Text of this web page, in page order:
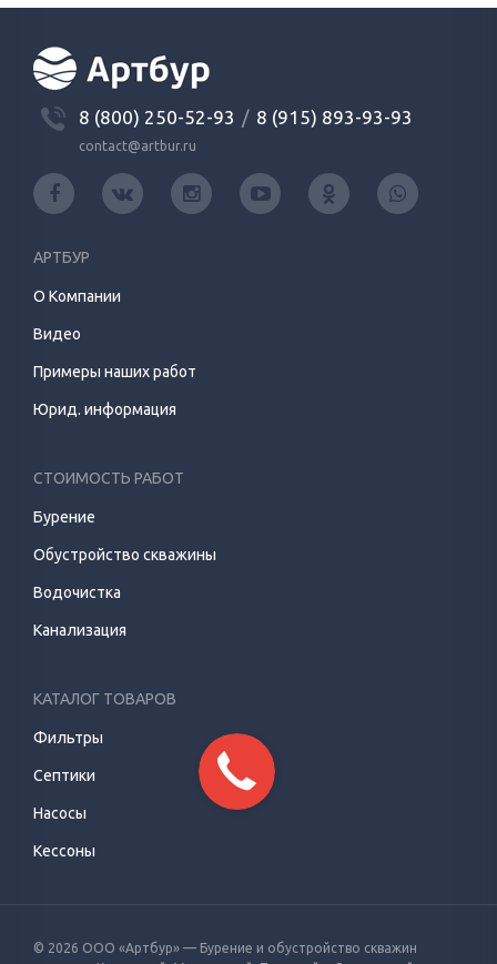
8 (800) 250-52-93 / 8 (915) 893-93-93
contact@artbur.ru
АРТБУР
О Компании
Видео
Примеры наших работ
Юрид. информация
СТОИМОСТЬ РАБОТ
Бурение
Обустройство скважины
Водочистка
Канализация
КАТАЛОГ ТОВАРОВ
Фильтры
Септики
Насосы
Кессоны
© 2026 ООО «Артбур» — Бурение и обустройство скважин